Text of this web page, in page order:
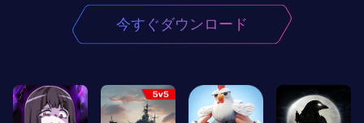
今すぐダウンロード